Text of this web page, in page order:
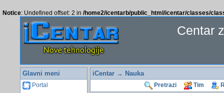
Notice: Undefined offset: 2 in /home2/icentarb/public_html/icentar/classes/
Centar
Glavni meni
Portal
iCentar→ Nauka
Pretrazi Tim